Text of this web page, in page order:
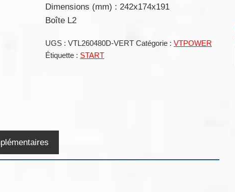
Dimensions (mm) : 242x174x191
Boîte L2
UGS :VTL260480D-VERT Catégorie :VTPOWER
Étiquette : START